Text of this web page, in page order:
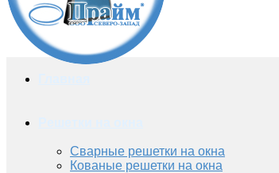
Сварные решетки на окна
Кованые решетки на окна